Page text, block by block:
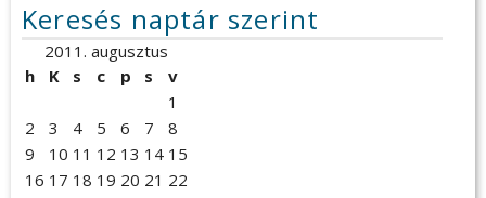
Keresés naptár szerint
2011. augusztus
h
K s c p s
v
1
2
3 4 5 6 7
8
9
10 11 12 13 14 15
16 17 18 19 20 21 22